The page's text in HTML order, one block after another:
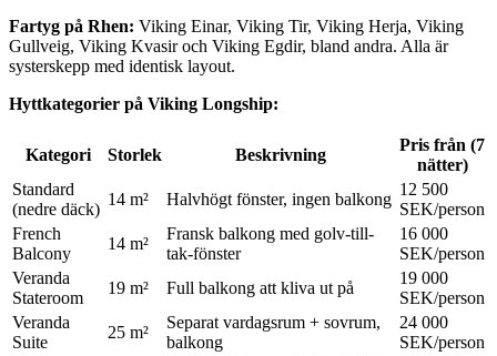
Fartyg på Rhen: Viking Einar, Viking Tir, Viking Herja, Viking
Gullveig, Viking Kvasir och Viking Egdir, bland andra. Alla är
systerskepp med identisk layout.
Hyttkategorier på Viking Longship:
Kategori Storlek Beskrivning
Pris från (7
nätter)
Standard
(nedre däck)
14 m² Halvhögt fönster, ingen balkong
12 500
SEK/person
French
Balcony
14 m²
Fransk balkong med golv-till-
tak-fönster
16 000
SEK/person
Veranda
Stateroom
19 m² Full balkong att kliva ut på
19 000
SEK/person
Veranda
Suite
25 m²
Separat vardagsrum + sovrum,
balkong
24 000
SEK/person